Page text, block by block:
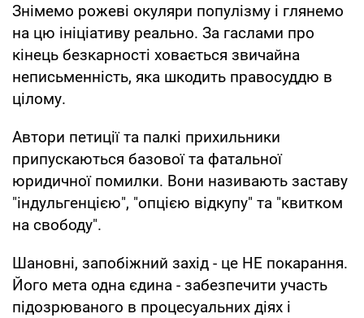
Знімемо рожеві окуляри популізму і глянемо
на цю ініціативу реально. За гаслами про
кінець безкарності ховається звичайна
неписьменність, яка шкодить правосуддю в
цілому.
Автори петиції та палкі прихильники
припускаються базової та фатальної
юридичної помилки. Вони називають заставу
"індульгенцією", "опцією відкупу" та "квитком
на свободу".
Шановні, запобіжний захід - це НЕ покарання.
Його мета одна єдина - забезпечити участь
підозрюваного в процесуальних діях і